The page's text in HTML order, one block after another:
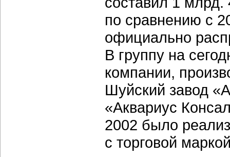
по сравнению с
официально
В группу на
компании,
Шуйский завод
«Аквариус
2002 было
с торговой